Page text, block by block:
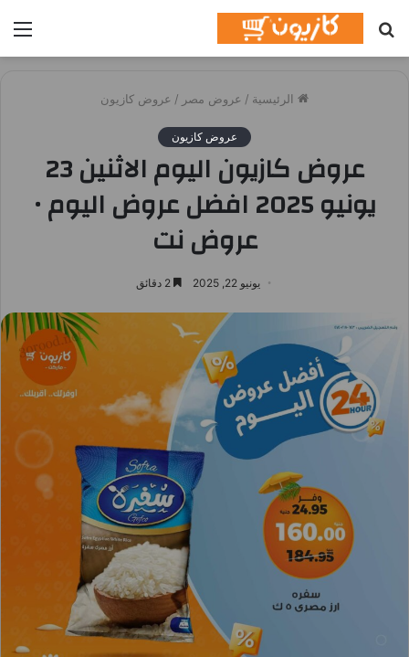
عن
الرئيسية / عروض مصر / عروض كازيون
عروض كازيون
عروض كازيون اليوم الاثنين 23
يونيو 2025 افضل عروض اليوم •
عروض نت
يونيو 22, 2025 2 دقائق